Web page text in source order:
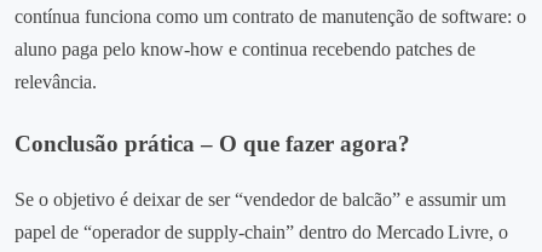
contínua funciona como um contrato de manutenção de software: o
aluno paga pelo know‑how e continua recebendo patches de
relevância.
Conclusão prática – O que fazer agora?
Se o objetivo é deixar de ser “vendedor de balcão” e assumir um
papel de “operador de supply‑chain” dentro do Mercado Livre, o